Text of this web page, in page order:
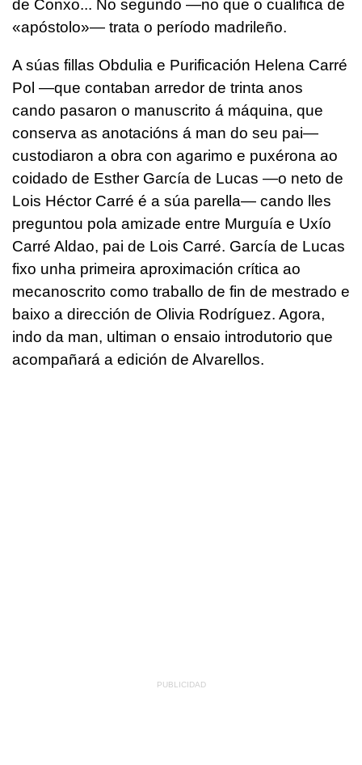
de Conxo... No segundo —no que o cualifica de
«apóstolo»— trata o período madrileño.
A súas fillas Obdulia e Purificación Helena Carré
Pol —que contaban arredor de trinta anos
cando pasaron o manuscrito á máquina, que
conserva as anotacións á man do seu pai—
custodiaron a obra con agarimo e puxérona ao
coidado de Esther García de Lucas —o neto de
Lois Héctor Carré é a súa parella— cando lles
preguntou pola amizade entre Murguía e Uxío
Carré Aldao, pai de Lois Carré. García de Lucas
fixo unha primeira aproximación crítica ao
mecanoscrito como traballo de fin de mestrado e
baixo a dirección de Olivia Rodríguez. Agora,
indo da man, ultiman o ensaio introdutorio que
acompañará a edición de Alvarellos.